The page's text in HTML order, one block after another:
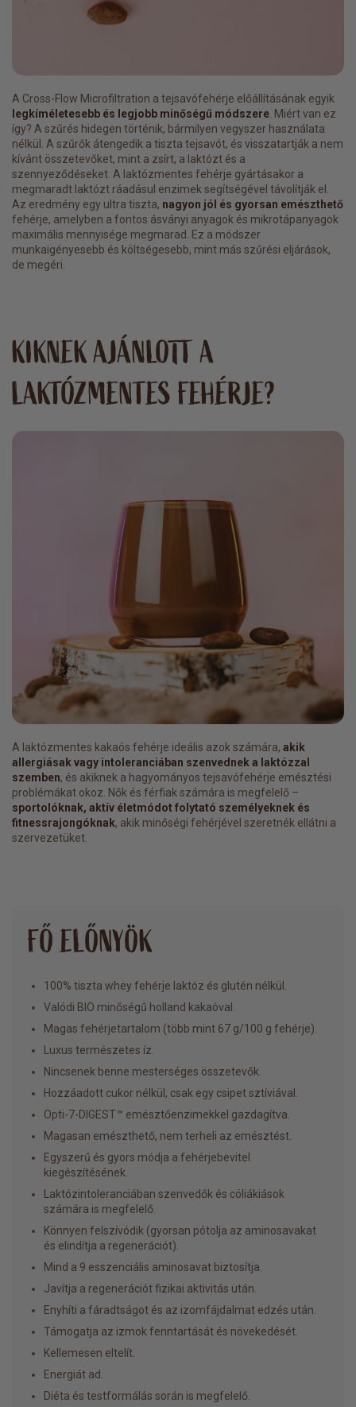
A Cross-Flow Microfiltration a tejsavófehérje előállításának egyik
legkíméletesebb és legjobb minőségű módszere . Miért van ez
így? A szűrés hidegen történik, bármilyen vegyszer használata
nélkül. A szűrők átengedik a tiszta tejsavót, és visszatartják a nem
kívánt összetevőket, mint a zsírt, a laktózt és a
szennyeződéseket. A laktózmentes fehérje gyártásakor a
megmaradt laktózt ráadásul enzimek segítségével távolítják el.
Az eredmény egy ultra tiszta, nagyon jól és gyorsan emészthető
fehérje, amelyben a fontos ásványi anyagok és mikrotápanyagok
maximális mennyisége megmarad. Ez a módszer
munkaigényesebb és költségesebb, mint más szűrési eljárások,
de megéri.
KIKNEK AJÁNLOTT A
LAKTÓZMENTES FEHÉRJE?
A laktózmentes kakaós fehérje ideális azok számára, akik
allergiásak vagy intoleranciában szenvednek a laktózzal
szemben, és akiknek a hagyományos tejsavófehérje emésztési
problémákat okoz. Nők és férfiak számára is megfelelő –
sportolóknak, aktív életmódot folytató személyeknek és
fitnessrajongóknak, akik minőségi fehérjével szeretnék ellátni a
szervezetüket.
FŐ ELŐNYÖK
100% tiszta whey fehérje laktóz és glutén nélkül.
Valódi BIO minőségű holland kakaóval.
Magas fehérjetartalom (több mint 67 g/100 g fehérje).
Luxus természetes íz.
Nincsenek benne mesterséges összetevők.
Hozzáadott cukor nélkül, csak egy csipet sztíviával.
Opti-7-DIGEST™ emésztőenzimekkel gazdagítva.
Magasan emészthető, nem terheli az emésztést.
Egyszerű és gyors módja a fehérjebevitel
kiegészítésének.
Laktózintoleranciában szenvedők és cöliákiások
számára is megfelelő.
Könnyen felszívódik (gyorsan pótolja az aminosavakat
és elindítja a regenerációt).
Mind a 9 esszenciális aminosavat biztosítja.
Javítja a regenerációt fizikai aktivitás után.
Enyhíti a fáradtságot és az izomfájdalmat edzés után.
Támogatja az izmok fenntartását és növekedését.
Kellemesen eltelít.
Energiát ad.
Diéta és testformálás során is megfelelő.